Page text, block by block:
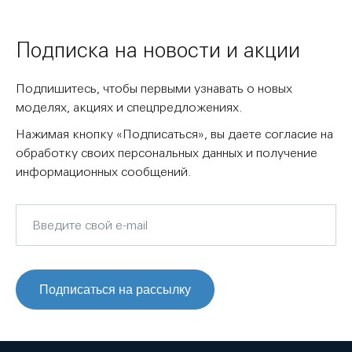
Подписка на новости и акции
Подпишитесь, чтобы первыми узнавать о новых
моделях, акциях и спецпредложениях.
Нажимая кнопку «Подписаться», вы даете согласие на
обработку своих персональных данных и получение
информационных сообщений.
Подписаться на рассылку